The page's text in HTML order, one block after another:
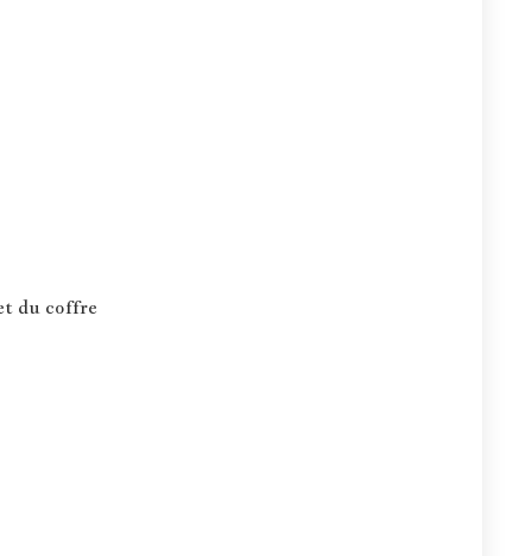
du coffre